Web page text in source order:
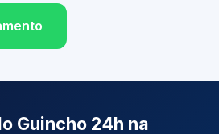
Guincho 24h na